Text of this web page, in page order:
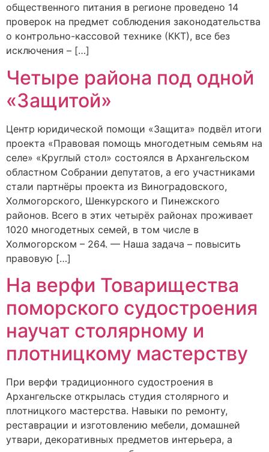
общественного питания в регионе проведено 14
проверок на предмет соблюдения законодательства
о контрольно-кассовой технике (ККТ), все без
исключения – […]
Четыре района под одной
«Защитой»
Центр юридической помощи «Защита» подвёл итоги
проекта «Правовая помощь многодетным семьям на
селе» «Круглый стол» состоялся в Архангельском
областном Собрании депутатов, а его участниками
стали партнёры проекта из Виноградовского,
Холмогорского, Шенкурского и Пинежского
районов. Всего в этих четырёх районах проживает
1020 многодетных семей, в том числе в
Холмогорском – 264. — Наша задача – повысить
правовую […]
На верфи Товарищества
поморского судостроения
научат столярному и
плотницкому мастерству
При верфи традиционного судостроения в
Архангельске открылась студия столярного и
плотницкого мастерства. Навыки по ремонту,
реставрации и изготовлению мебели, домашней
утвари, декоративных предметов интерьера, а